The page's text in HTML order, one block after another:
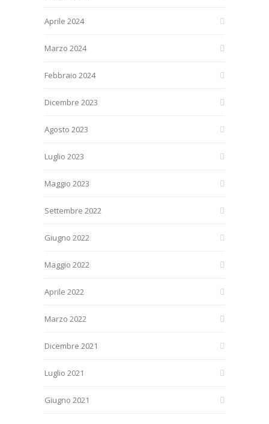
Aprile 2024
Marzo 2024
Febbraio 2024
Dicembre 2023
Agosto 2023
Luglio 2023
Maggio 2023
Settembre 2022
Giugno 2022
Maggio 2022
Aprile 2022
Marzo 2022
Dicembre 2021
Luglio 2021
Giugno 2021